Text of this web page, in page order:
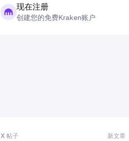
现在注册
创建您的免费Kraken账户
X 帖子 新文章